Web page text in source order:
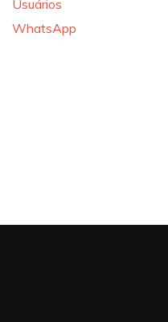
Usuários
WhatsApp